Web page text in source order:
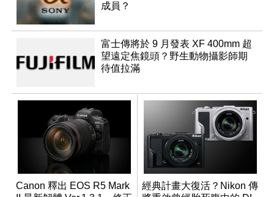
成員？
富士傳將於 9 月發表 XF 400mm 超
望遠定焦鏡頭？野生動物攝影師期
待值拉滿
Canon 釋出 EOS R5 Mark
經典計畫大復活？Nikon 傳